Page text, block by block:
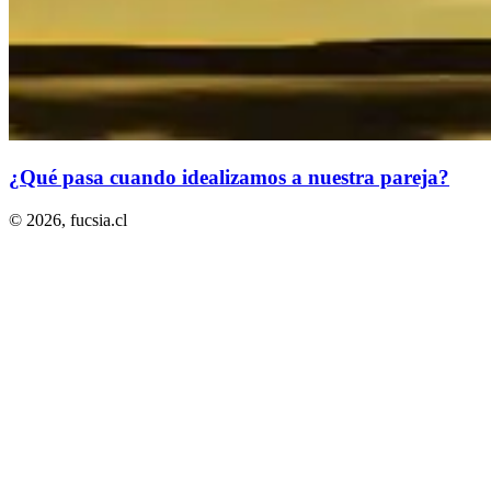
¿Qué pasa cuando idealizamos a nuestra pareja?
© 2026, fucsia.cl